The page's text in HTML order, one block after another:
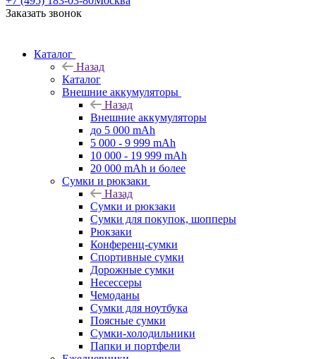
Заказать звонок
Каталог
Назад
Каталог
Внешние аккумуляторы
Назад
Внешние аккумуляторы
до 5 000 mAh
5 000 - 9 999 mAh
10 000 - 19 999 mAh
20 000 mAh и более
Сумки и рюкзаки
Назад
Сумки и рюкзаки
Сумки для покупок, шопперы
Рюкзаки
Конференц-сумки
Спортивные сумки
Дорожные сумки
Несессеры
Чемоданы
Сумки для ноутбука
Поясные сумки
Сумки-холодильники
Папки и портфели